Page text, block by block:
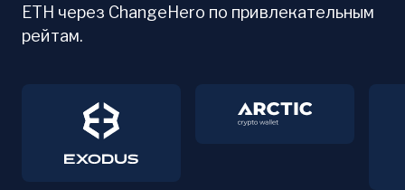
ETH через ChangeHero по привлекательным
рейтам.